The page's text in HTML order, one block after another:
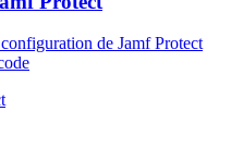
de Jamf Protect